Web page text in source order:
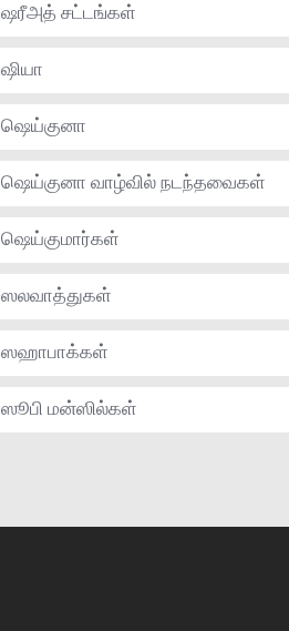
ஷரீஅத் சட்டங்கள்
ஷியா
ஷெய்குனா
ஷெய்குனா வாழ்வில் நடந்தவைகள்
ஷெய்குமார்கள்
ஸலவாத்துகள்
ஸஹாபாக்கள்
ஸூபி மன்ஸில்கள்